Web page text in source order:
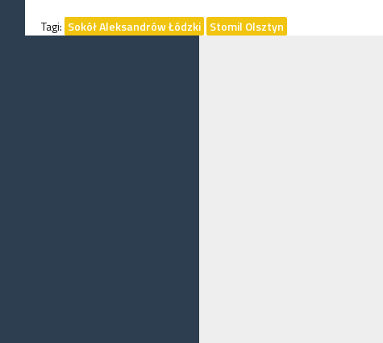
Tagi: Sokół Aleksandrów Łódzki Stomil Olsztyn